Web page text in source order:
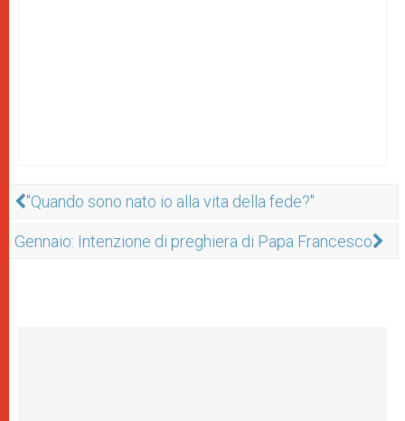
"Quando sono nato io alla vita della fede?"
Gennaio: Intenzione di preghiera di Papa Francesco